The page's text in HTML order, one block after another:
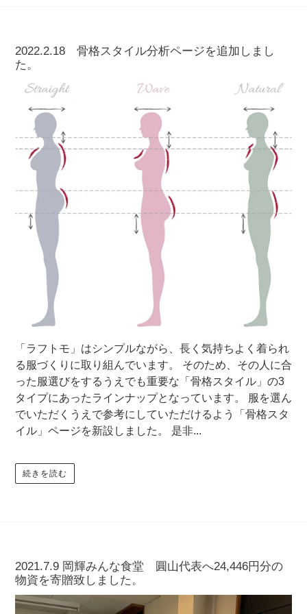
2022.2.18 骨格スタイル分析ページを追加しまし
た。
「ラフトモ」はシンプルながら、長く気持ちよく着られ
る服づくりに取り組んでいます。 そのため、その人に合
った服選びをするうえでも重要な「骨格スタイル」の3
タイプにあったラインナップとなっています。 服を選ん
でいただくうえで参考にしていただけるよう「骨格スタ
イル」ページを新設しました。 是非...
続きを読む
2021.7.9 岡輝みんな食堂 圓山代表へ24,446円分の
物資を寄贈致しました。